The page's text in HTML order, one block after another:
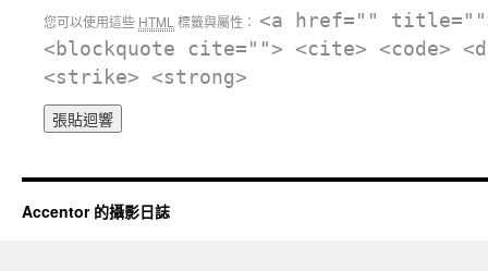
您可以使用這些 HTML 標籤與屬性： <a href=""
<blockquote cite=""> <cite> <code>
<strike> <strong>
Accentor 的攝影日誌